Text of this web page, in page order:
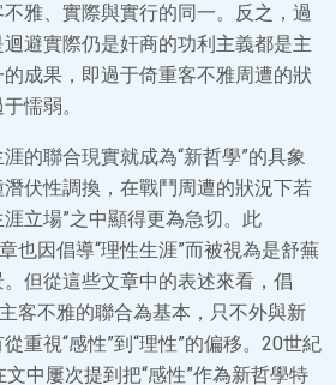
雅、實際與實行的同一。反之，過
避實際仍是奸商的功利主義都是主
成果，即過于倚重客不雅周遭的狀
懦弱。
的聯合現實就成為“新哲學”的具象
伏性調換，在戰鬥周遭的狀況下若
涯立場”之中顯得更為急切。此
也因倡導“理性生涯”而被視為是舒蕪
但從這些文章中的表述來看，倡
客不雅的聯合為基本，只不外與新
重視“感性”到“理性”的偏移。20世紀
中屢次提到把“感性”作為新哲學特